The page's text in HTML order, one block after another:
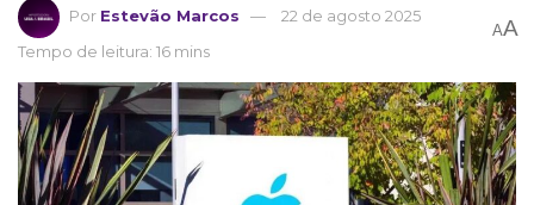
Por Estevão Marcos
22 de agosto 2025
Tempo de leitura: 16 mins
AA